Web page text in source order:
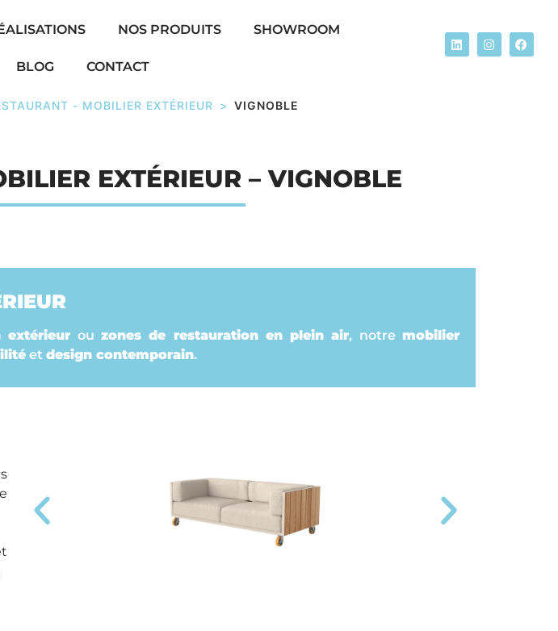
NOS PRODUITS SHOWROOM
BLOG CONTACT
- MOBILIER EXTÉRIEUR > VIGNOBLE
EXTÉRIEUR – VIGNOBLE
extérieur ou zones de restauration en plein air, notremobilier
et design contemporain.